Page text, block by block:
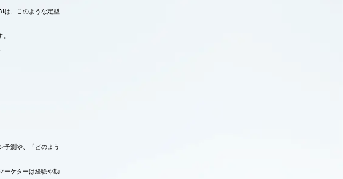
は、このような定型
予測や、「どのよう
ーケターは経験や勘